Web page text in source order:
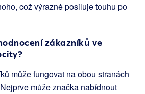
což výrazně posiluje touhu po
zákazníků ve
může fungovat na obou stranách
může značka nabídnout